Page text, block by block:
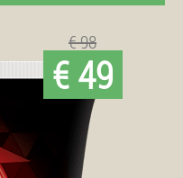
€ 98
€ 49